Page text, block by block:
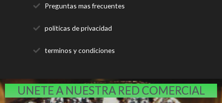
Preguntas mas frecuentes
politicas de privacidad
terminos y condiciones
UNETE A NUESTRA RED COMERCIAL